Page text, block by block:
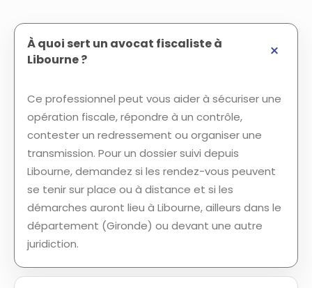
À quoi sert un avocat fiscaliste à
Libourne ?
Ce professionnel peut vous aider à sécuriser une
opération fiscale, répondre à un contrôle,
contester un redressement ou organiser une
transmission. Pour un dossier suivi depuis
Libourne, demandez si les rendez-vous peuvent
se tenir sur place ou à distance et si les
démarches auront lieu à Libourne, ailleurs dans le
département (Gironde) ou devant une autre
juridiction.